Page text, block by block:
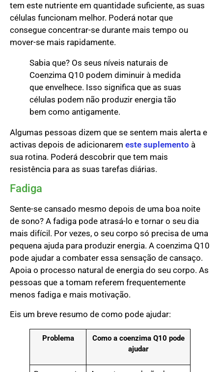
tem este nutriente em quantidade suficiente, as suas
células funcionam melhor. Poderá notar que
consegue concentrar-se durante mais tempo ou
mover-se mais rapidamente.
Sabia que? Os seus níveis naturais de
Coenzima Q10 podem diminuir à medida
que envelhece. Isso significa que as suas
células podem não produzir energia tão
bem como antigamente.
Algumas pessoas dizem que se sentem mais alerta e
activas depois de adicionarem este suplemento à
sua rotina. Poderá descobrir que tem mais
resistência para as suas tarefas diárias.
Fadiga
Sente-se cansado mesmo depois de uma boa noite
de sono? A fadiga pode atrasá-lo e tornar o seu dia
mais difícil. Por vezes, o seu corpo só precisa de uma
pequena ajuda para produzir energia. A coenzima Q10
pode ajudar a combater essa sensação de cansaço.
Apoia o processo natural de energia do seu corpo. As
pessoas que a tomam referem frequentemente
menos fadiga e mais motivação.
Eis um breve resumo de como pode ajudar:
Problema
Como a coenzima Q10 pode
ajudar